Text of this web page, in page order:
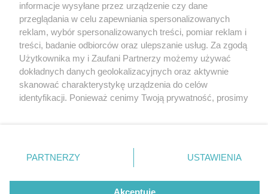
1 / 28
Apartamenty Jankego,
Katowice, Biedronka
Nie zapomnij
zapoznać się z:
polityką prywatności regulamin korzystania z portali
Twojemiasto
Piekary Śląskie
Chorzów
Tarnowskie Góry
Gliwice
Skontakuj sięz nami
Kontakt
Wydawca
Redakcja
informacje wysyłane przez urządzenie czy dane
przeglądania w celu zapewniania spersonalizowanych
reklam, wybór spersonalizowanych treści, pomiar reklam i
treści, badanie odbiorców oraz ulepszanie usług. Za zgodą
Użytkownika my i Zaufani Partnerzy możemy używać
dokładnych danych geolokalizacyjnych oraz aktywnie
skanować charakterystykę urządzenia do celów
identyfikacji. Ponieważ cenimy Twoją prywatność, prosimy
prywatności znajdujący się w lewym dolnym rogu strony
. Niektóre rodzaje przetwarzania danych nie wymagają
zgody użytkownika, ale masz prawo sprzeciwić się
takiemu przetwarzaniu. Preferencje będą miały
PARTNERZY USTAWIENIA
Akceptuję